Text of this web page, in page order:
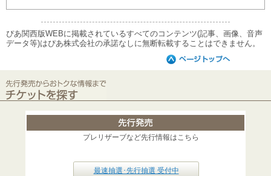
ぴあ関西版WEBに掲載されているすべてのコンテンツ(記事、画像、音声
データ等)はぴあ株式会社の承諾なしに無断転載することはできません。
プレリザーブなど先行情報はこちら
最速抽選･先行抽選 受付中